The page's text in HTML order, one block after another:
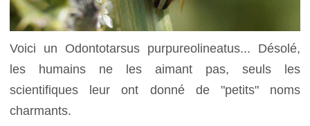
Voici un Odontotarsus purpureolineatus... Désolé,
les humains ne les aimant pas, seuls les
scientifiques leur ont donné de "petits" noms
charmants.